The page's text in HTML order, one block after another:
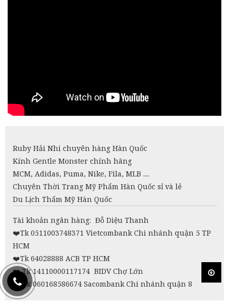
Ruby Hải Nhi chuyên hàng Hàn Quốc
Kính Gentle Monster chính hãng
MCM, Adidas, Puma, Nike, Fila, MLB ....
Chuyên Thời Trang Mỹ Phẩm Hàn Quốc sỉ và lẻ
Du Lịch Thẩm Mỹ Hàn Quốc
Tài khoản ngân hàng: Đỗ Diệu Thanh
❤️Tk 0511003748371 Vietcombank Chi nhánh quận 5 TP
HCM
❤️Tk 64028888 ACB TP HCM
❤️Tk 14110000117174 BIDV Chợ Lớn
❤️ Tk 060168586674 Sacombank Chi nhánh quận 8